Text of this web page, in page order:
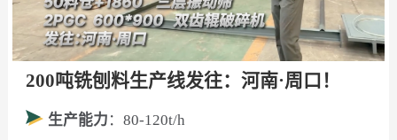
200吨铣刨料生产线发往：河南·周口！
生产能力 ：80-120t/h